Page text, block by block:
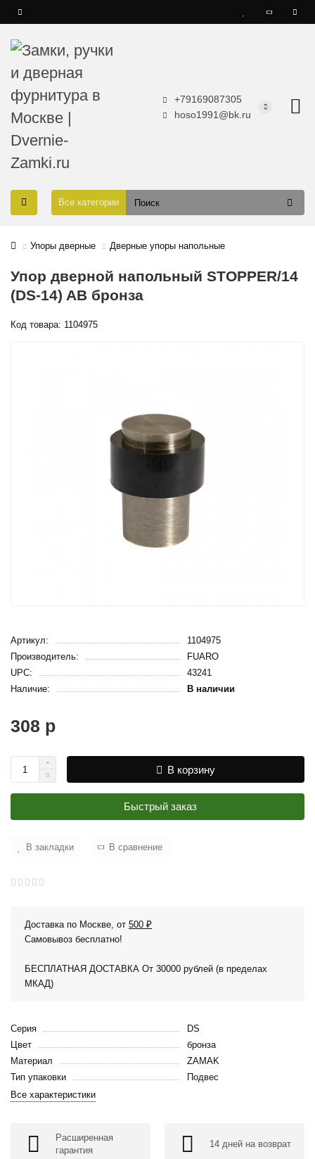
+79169087305
hoso1991@bk.ru
Все категории
Упоры дверные Дверные упоры напольные
Упор дверной напольный STOPPER/14
(DS-14) AB бронза
Код товара: 1104975
Артикул:
1104975
Производитель:
FUARO
UPC:
43241
Наличие:
В наличии
308 р
В корзину
Быстрый заказ
В закладки В сравнение
Доставка по Москве, от 500 ₽
Самовывоз бесплатно!
БЕСПЛАТНАЯ ДОСТАВКА От 30000 рублей (в пределах
МКАД)
Серия
DS
Цвет
бронза
Материал
ZAMAK
Тип упаковки
Подвес
Все характеристики
Расширенная
гарантия
14 дней на возврат